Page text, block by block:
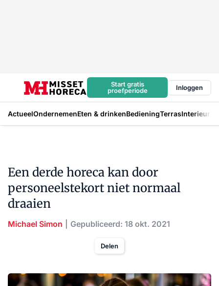
Start gratis
proefperiode
Inloggen
ActueelOndernemenEten & drinkenBedieningTerrasInterieur
Een derde horeca kan door
personeelstekort niet normaal
draaien
Michael Simon Gepubliceerd: 18 okt. 2021
Delen